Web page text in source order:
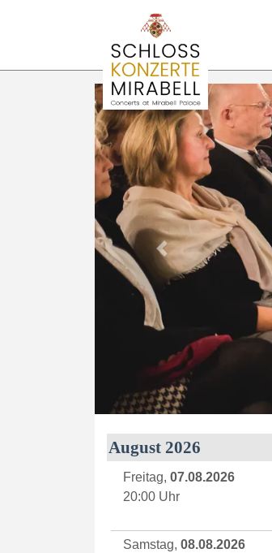
Previous
August 2026
Freitag, 07.08.2026
20:00 Uhr
Samstag, 08.08.2026